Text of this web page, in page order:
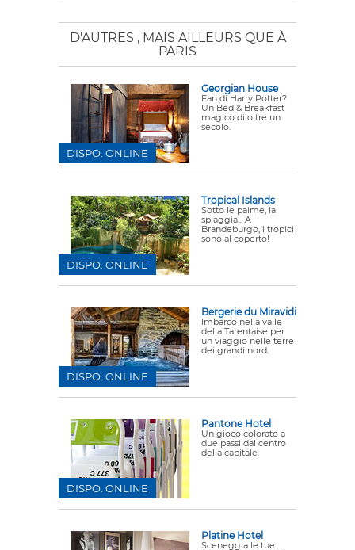
D'AUTRES , MAIS AILLEURS QUE À
PARIS
Georgian House
Fan di Harry Potter?
Un Bed & Breakfast
magico di oltre un
secolo.
DISPO. ONLINE
Tropical Islands
Sotto le palme, la
spiaggia... A
Brandeburgo, i tropici
sono al coperto!
DISPO. ONLINE
Bergerie du Miravidi
Imbarco nella valle
della Tarentaise per
un viaggio nelle terre
dei grandi nord.
DISPO. ONLINE
Pantone Hotel
Un gioco colorato a
due passi dal centro
della capitale.
DISPO. ONLINE
Platine Hotel
Sceneggia le tue